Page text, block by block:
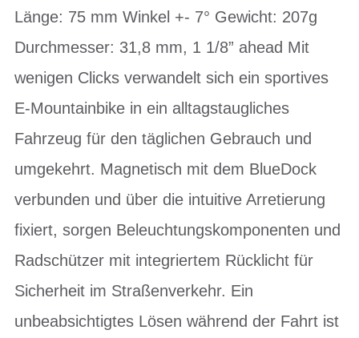
Länge: 75 mm Winkel +- 7° Gewicht: 207g
Durchmesser: 31,8 mm, 1 1/8” ahead Mit
wenigen Clicks verwandelt sich ein sportives
E-Mountainbike in ein alltagstaugliches
Fahrzeug für den täglichen Gebrauch und
umgekehrt. Magnetisch mit dem BlueDock
verbunden und über die intuitive Arretierung
fixiert, sorgen Beleuchtungskomponenten und
Radschützer mit integriertem Rücklicht für
Sicherheit im Straßenverkehr. Ein
unbeabsichtigtes Lösen während der Fahrt ist